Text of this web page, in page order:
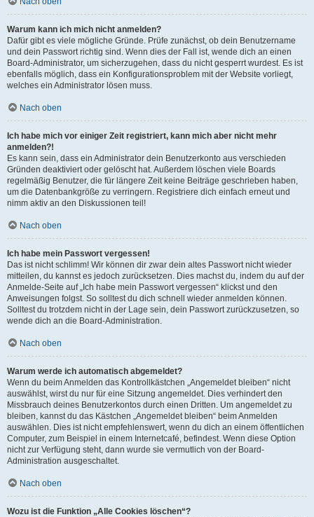
Warum kann ich mich nicht anmelden?
Dafür gibt es viele mögliche Gründe. Prüfe zunächst, ob dein Benutzername
und dein Passwort richtig sind. Wenn dies der Fall ist, wende dich an einen
Board-Administrator, um sicherzugehen, dass du nicht gesperrt wurdest. Es ist
ebenfalls möglich, dass ein Konfigurationsproblem mit der Website vorliegt,
welches ein Administrator lösen muss.
Nach oben
Ich habe mich vor einiger Zeit registriert, kann mich aber nicht mehr
anmelden?!
Es kann sein, dass ein Administrator dein Benutzerkonto aus verschieden
Gründen deaktiviert oder gelöscht hat. Außerdem löschen viele Boards
regelmäßig Benutzer, die für längere Zeit keine Beiträge geschrieben haben,
um die Datenbankgröße zu verringern. Registriere dich einfach erneut und
nimm aktiv an den Diskussionen teil!
Nach oben
Ich habe mein Passwort vergessen!
Das ist nicht schlimm! Wir können dir zwar dein altes Passwort nicht wieder
mitteilen, du kannst es jedoch zurücksetzen. Dies machst du, indem du auf der
Anmelde-Seite auf „Ich habe mein Passwort vergessen“ klickst und den
Anweisungen folgst. So solltest du dich schnell wieder anmelden können.
Solltest du trotzdem nicht in der Lage sein, dein Passwort zurückzusetzen, so
wende dich an die Board-Administration.
Nach oben
Warum werde ich automatisch abgemeldet?
Wenn du beim Anmelden das Kontrollkästchen „Angemeldet bleiben“ nicht
auswählst, wirst du nur für eine Sitzung angemeldet. Dies verhindert den
Missbrauch deines Benutzerkontos durch einen Dritten. Um angemeldet zu
bleiben, kannst du das Kästchen „Angemeldet bleiben“ beim Anmelden
auswählen. Dies ist nicht empfehlenswert, wenn du dich an einem öffentlichen
Computer, zum Beispiel in einem Internetcafé, befindest. Wenn diese Option
nicht zur Verfügung steht, dann wurde sie vermutlich von der Board-
Administration ausgeschaltet.
Nach oben
Wozu ist die Funktion „Alle Cookies löschen“?